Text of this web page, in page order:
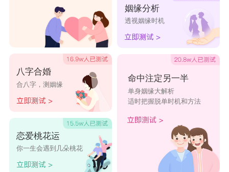
八字合婚
合八字，测姻缘
恋爱桃花运
你一生会遇到几朵桃花
姻缘分析
透视姻缘时机
命中注定另一半
单身姻缘大解析
适时把握脱单时机和方法